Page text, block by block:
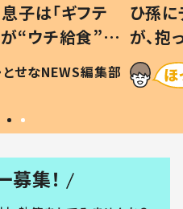
子は「ギフテ
“ウチ給食”を
は #令和の親
とせなNEWS編集部
ひ孫
が、
「涙が
い」
募集！